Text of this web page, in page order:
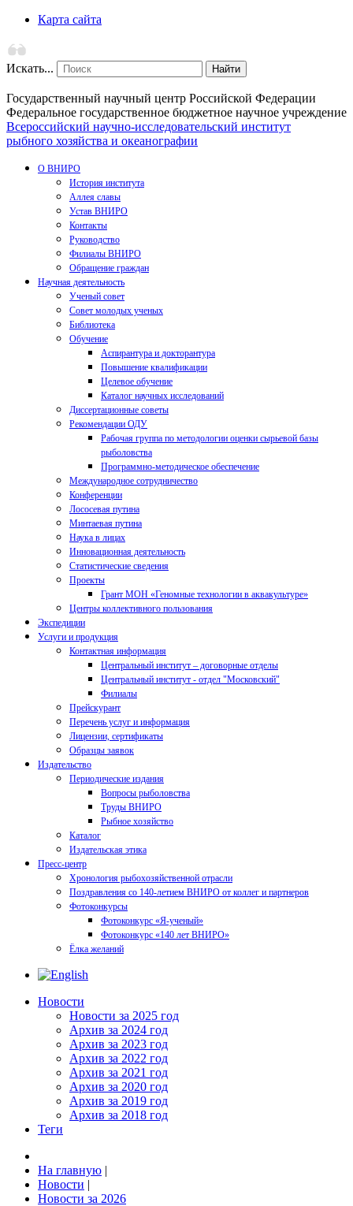
Карта сайта
Искать... Найти
Государственный научный центр Российской Федерации
Федеральное государственное бюджетное научное учреждение
Всероссийский научно-исследовательский институт
рыбного хозяйства и океанографии
О ВНИРО
История института
Аллея славы
Устав ВНИРО
Контакты
Руководство
Филиалы ВНИРО
Обращение граждан
Научная деятельность
Ученый совет
Совет молодых ученых
Библиотека
Обучение
Аспирантура и докторантура
Повышение квалификации
Целевое обучение
Каталог научных исследований
Диссертационные советы
Рекомендации ОДУ
Рабочая группа по методологии оценки сырьевой базы
рыболовства
Программно-методическое обеспечение
Международное сотрудничество
Конференции
Лососевая путина
Минтаевая путина
Наука в лицах
Инновационная деятельность
Статистические сведения
Проекты
Грант МОН «Геномные технологии в аквакультуре»
Центры коллективного пользования
Экспедиции
Услуги и продукция
Контактная информация
Центральный институт – договорные отделы
Центральный институт - отдел "Московский"
Филиалы
Прейскурант
Перечень услуг и информация
Лицензии, сертификаты
Образцы заявок
Издательство
Периодические издания
Вопросы рыболовства
Труды ВНИРО
Рыбное хозяйство
Каталог
Издательская этика
Пресс-центр
Хронология рыбохозяйственной отрасли
Поздравления со 140-летием ВНИРО от коллег и партнеров
Фотоконкурсы
Фотоконкурс «Я-ученый»
Фотоконкурс «140 лет ВНИРО»
Ёлка желаний
Новости
Новости за 2025 год
Архив за 2024 год
Архив за 2023 год
Архив за 2022 год
Архив за 2021 год
Архив за 2020 год
Архив за 2019 год
Архив за 2018 год
Теги
На главную |
Новости |
Новости за 2026